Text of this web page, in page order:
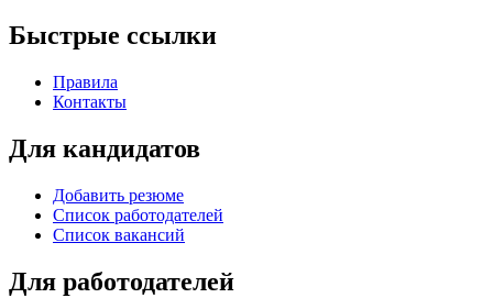
Быстрые ссылки
Правила
Контакты
Для кандидатов
Добавить резюме
Список работодателей
Список вакансий
Для работодателей